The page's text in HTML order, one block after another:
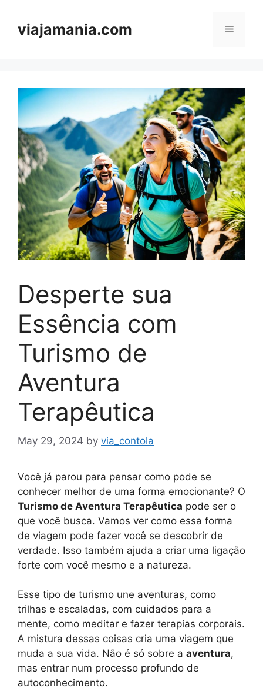
contentviajamania.com Menu
Desperte sua
Essência com
Turismo de
Aventura
Terapêutica
May 29, 2024 by via_contola
Você já parou para pensar como pode se
conhecer melhor de uma forma emocionante? O
Turismo de Aventura Terapêutica pode ser o
que você busca. Vamos ver como essa forma
de viagem pode fazer você se descobrir de
verdade. Isso também ajuda a criar uma ligação
forte com você mesmo e a natureza.
Esse tipo de turismo une aventuras, como
trilhas e escaladas, com cuidados para a
mente, como meditar e fazer terapias corporais.
A mistura dessas coisas cria uma viagem que
muda a sua vida. Não é só sobre a aventura,
mas entrar num processo profundo de
autoconhecimento.